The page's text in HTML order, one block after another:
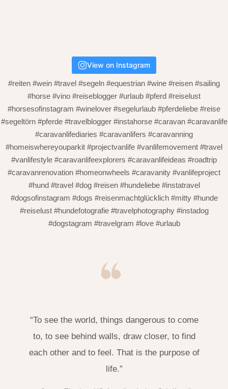
View on Instagram
#reiten #wein #travel #segeln #equestrian #wine #reisen #sailing
#horse #vino #reiseblogger #urlaub #pferd #reiselust
#horsesofinstagram #winelover #segelurlaub #pferdeliebe #reise
#segeltörn #pferde #travelblogger #instahorse #caravan #caravanlife
#caravanlifediaries #caravanlifers #caravanning
#homeiswhereyouparkit #projectvanlife #vanlifemovement #travel
#vanlifestyle #caravanlifeexplorers #caravanlifeideas #roadtrip
#caravanrenovation #homeonwheels #caravanity #vanlifeproject
#hund #travel #dog #reisen #hundeliebe #instatravel
#dogsofinstagram #dogs #reisenmachtglücklich #mitty #hunde
#reiselust #hundefotografie #travelphotography #instadog
#dogstagram #travelgram #love #urlaub
“To see the world, things dangerous to come
to, to see behind walls, draw closer, to find
each other and to feel. That is the purpose of
life.”